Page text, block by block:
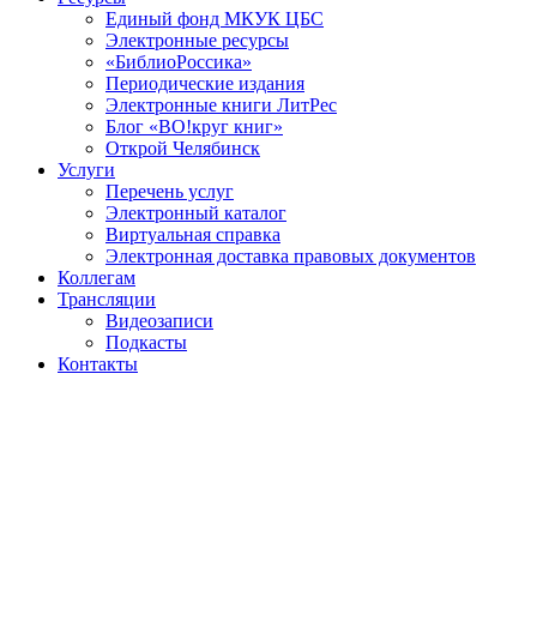
Единый фонд МКУК ЦБС
Электронные ресурсы
«БиблиоРоссика»
Периодические издания
Электронные книги ЛитРес
Блог «ВО!круг книг»
Открой Челябинск
Услуги
Перечень услуг
Электронный каталог
Виртуальная справка
Электронная доставка правовых документов
Коллегам
Трансляции
Видеозаписи
Подкасты
Контакты